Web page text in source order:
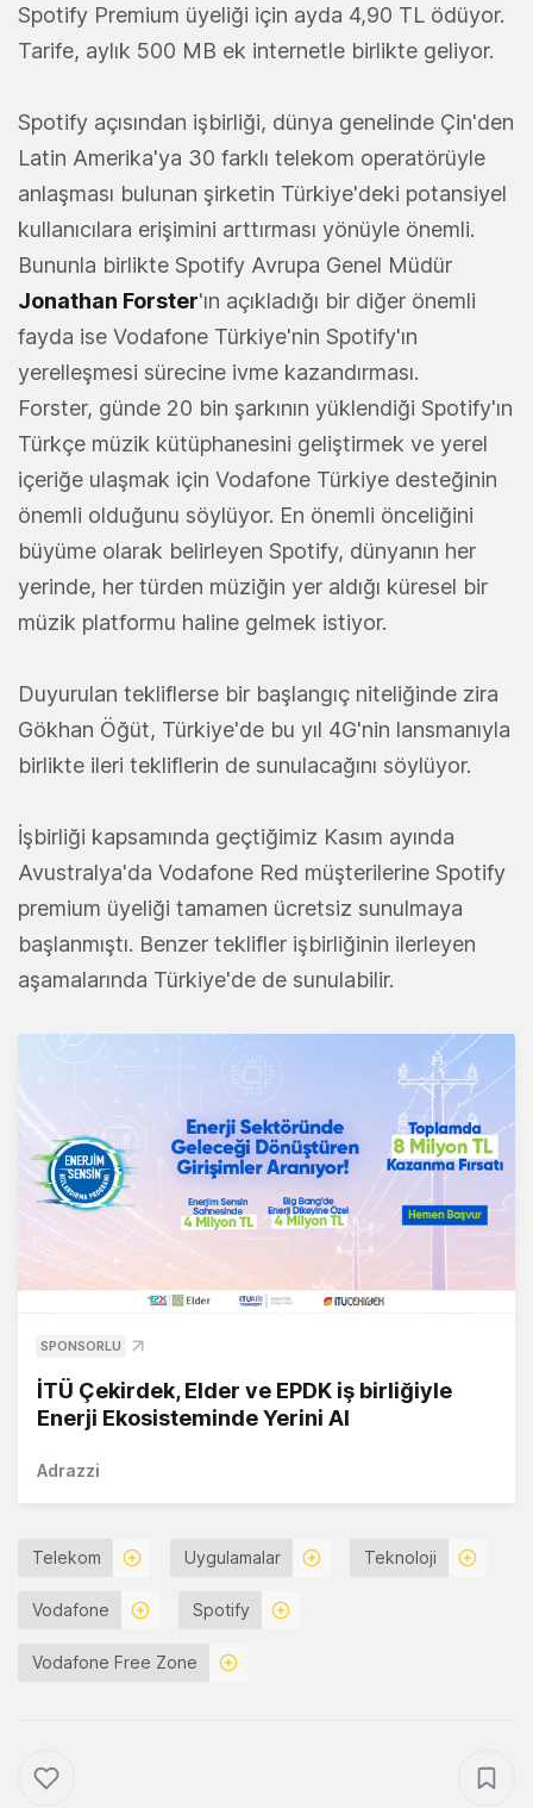
Spotify Premium üyeliği için ayda 4,90 TL ödüyor.
Tarife, aylık 500 MB ek internetle birlikte geliyor.
Spotify açısından işbirliği, dünya genelinde Çin'den
Latin Amerika'ya 30 farklı telekom operatörüyle
anlaşması bulunan şirketin Türkiye'deki potansiyel
kullanıcılara erişimini arttırması yönüyle önemli.
Bununla birlikte Spotify Avrupa Genel Müdür
Jonathan Forster'ın açıkladığı bir diğer önemli
fayda ise Vodafone Türkiye'nin Spotify'ın
yerelleşmesi sürecine ivme kazandırması.
Forster, günde 20 bin şarkının yüklendiği Spotify'ın
Türkçe müzik kütüphanesini geliştirmek ve yerel
içeriğe ulaşmak için Vodafone Türkiye desteğinin
önemli olduğunu söylüyor. En önemli önceliğini
büyüme olarak belirleyen Spotify, dünyanın her
yerinde, her türden müziğin yer aldığı küresel bir
müzik platformu haline gelmek istiyor.
Duyurulan tekliflerse bir başlangıç niteliğinde zira
Gökhan Öğüt, Türkiye'de bu yıl 4G'nin lansmanıyla
birlikte ileri tekliflerin de sunulacağını söylüyor.
İşbirliği kapsamında geçtiğimiz Kasım ayında
Avustralya'da Vodafone Red müşterilerine Spotify
premium üyeliği tamamen ücretsiz sunulmaya
başlanmıştı. Benzer teklifler işbirliğinin ilerleyen
aşamalarında Türkiye'de de sunulabilir.
SPONSORLU
İTÜ Çekirdek, Elder ve EPDK iş birliğiyle
Enerji Ekosisteminde Yerini Al
Adrazzi
Telekom Uygulamalar Teknoloji
Vodafone Spotify
Vodafone Free Zone